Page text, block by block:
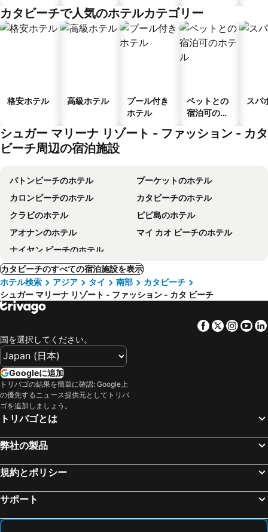
ス
カタビーチで人気のホテルカテゴリー
格安ホテル 高級ホテル
プール付き
ホテル
ペットとの
宿泊可のホ
スパ
シュガー マリーナ リゾート - ファッション - カタ
ビーチ周辺の宿泊施設
パトンビーチのホテル
プーケットのホテル
カロンビーチのホテル
カタビーチのホテル
クラビのホテル
ピピ島のホテル
アオナンのホテル
マイ カオ ビーチのホテル
ナイヤン ビーチのホテル
カタビーチのすべての宿泊施設を表示
ホテル検索
アジア タイ 南部
カタビーチ
シュガー マリーナ リゾート - ファッション - カタ ビーチ
Facebook
Twitter
国を選択してください。
Googleに追加
トリバゴの結果を簡単に確認: Google上
の優先するニュース提供元としてトリバ
ゴを追加しましょう。
トリバゴとは
弊社の製品
規約とポリシー
サポート